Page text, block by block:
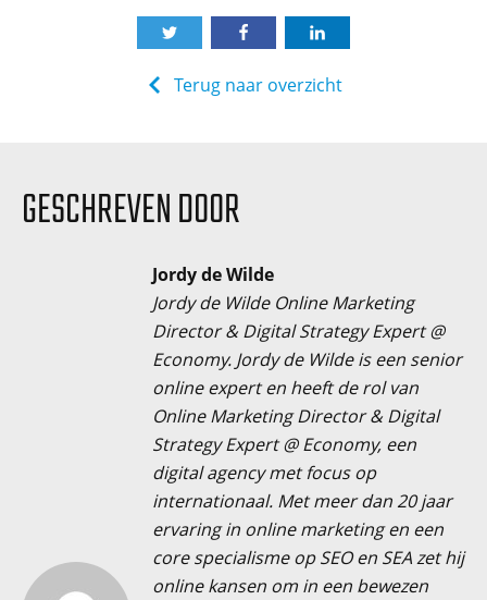
Terug naar overzicht
GESCHREVEN DOOR
Jordy de Wilde
Jordy de Wilde Online Marketing
Director & Digital Strategy Expert @
Economy. Jordy de Wilde is een senior
online expert en heeft de rol van
Online Marketing Director & Digital
Strategy Expert @ Economy, een
digital agency met focus op
internationaal. Met meer dan 20 jaar
ervaring in online marketing en een
core specialisme op SEO en SEA zet hij
online kansen om in een bewezen